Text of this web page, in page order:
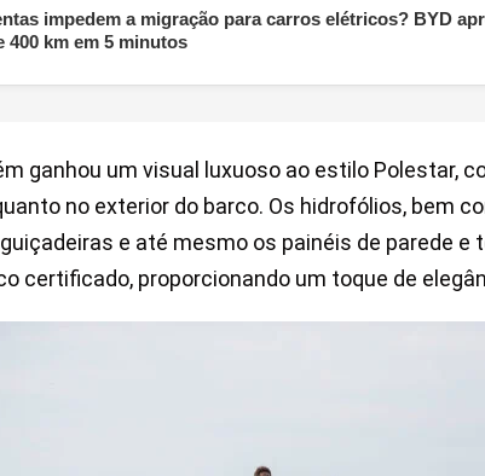
impedem a migração para carros elétricos? BYD
400 km em 5 minutos
ganhou um visual luxuoso ao estilo Polestar,
no exterior do barco. Os hidrofólios, bem
e até mesmo os painéis de parede e
certificado, proporcionando um toque de